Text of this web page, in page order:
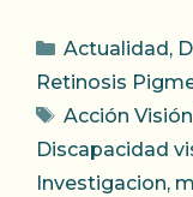
Categorías
Actualidad ,
Retinosis
Etiquetas
Acción
Discapacidad
Investigacion,